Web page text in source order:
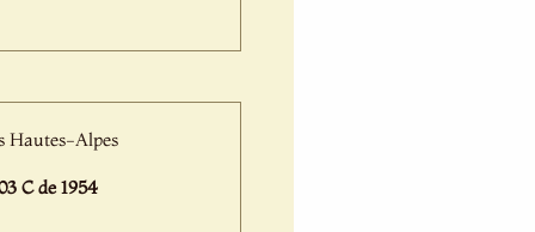
Hautes-Alpes
C de 1954